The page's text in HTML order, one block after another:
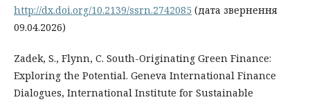
http://dx.doi.org/10.2139/ssrn.2742085 (дата звернення
09.04.2026)
Zadek, S., Flynn, C. South-Originating Green Finance:
Exploring the Potential. Geneva International Finance
Dialogues, International Institute for Sustainable